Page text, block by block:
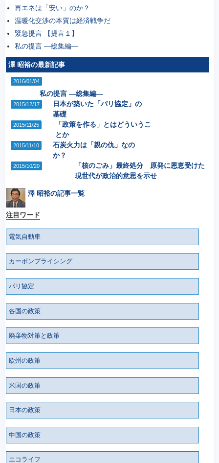
再エネは「安い」のか？
温暖化交渉の本質は経済戦争だ
緊急提言 【提言１】
私の提言 ―総集編―
澤 昭裕の最新記事
2016/01/04
私の提言 ―総集編―
2015/12/17
日本が築いた「パリ協定」の
基礎
2015/11/25
「政策を作る」とはどういうこ
とか
2015/11/10
石炭火力は「親の仇」なの
か？
2015/10/20
「核のごみ」最終処分 原発に恩恵受けた
現世代が政治的意思を示せ
澤 昭裕の記事一覧
注目ワード
電気自動車
カーボンプライシング
パリ協定
各国の政策
廃棄物対策と政策
欧州の政策
米国の政策
日本の政策
中国の政策
エコライフ